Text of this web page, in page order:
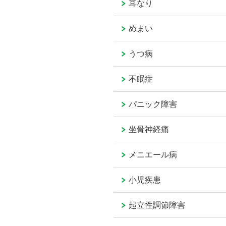
耳なり
めまい
うつ病
不眠症
パニック障害
坐骨神経痛
メニエール病
小児疾患
起立性調節障害